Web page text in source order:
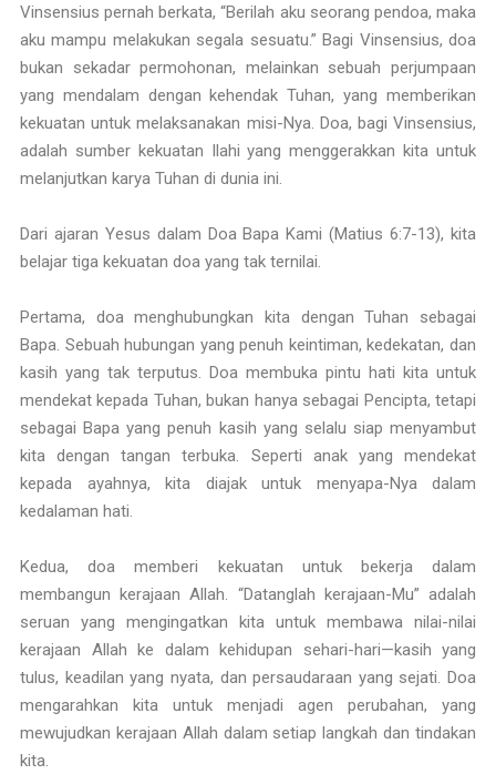
Vinsensius pernah berkata, “Berilah aku seorang pendoa, maka
aku mampu melakukan segala sesuatu.” Bagi Vinsensius, doa
bukan sekadar permohonan, melainkan sebuah perjumpaan
yang mendalam dengan kehendak Tuhan, yang memberikan
kekuatan untuk melaksanakan misi-Nya. Doa, bagi Vinsensius,
adalah sumber kekuatan Ilahi yang menggerakkan kita untuk
melanjutkan karya Tuhan di dunia ini.
Dari ajaran Yesus dalam Doa Bapa Kami (Matius 6:7-13), kita
belajar tiga kekuatan doa yang tak ternilai.
Pertama, doa menghubungkan kita dengan Tuhan sebagai
Bapa. Sebuah hubungan yang penuh keintiman, kedekatan, dan
kasih yang tak terputus. Doa membuka pintu hati kita untuk
mendekat kepada Tuhan, bukan hanya sebagai Pencipta, tetapi
sebagai Bapa yang penuh kasih yang selalu siap menyambut
kita dengan tangan terbuka. Seperti anak yang mendekat
kepada ayahnya, kita diajak untuk menyapa-Nya dalam
kedalaman hati.
Kedua, doa memberi kekuatan untuk bekerja dalam
membangun kerajaan Allah. “Datanglah kerajaan-Mu” adalah
seruan yang mengingatkan kita untuk membawa nilai-nilai
kerajaan Allah ke dalam kehidupan sehari-hari—kasih yang
tulus, keadilan yang nyata, dan persaudaraan yang sejati. Doa
mengarahkan kita untuk menjadi agen perubahan, yang
mewujudkan kerajaan Allah dalam setiap langkah dan tindakan
kita.